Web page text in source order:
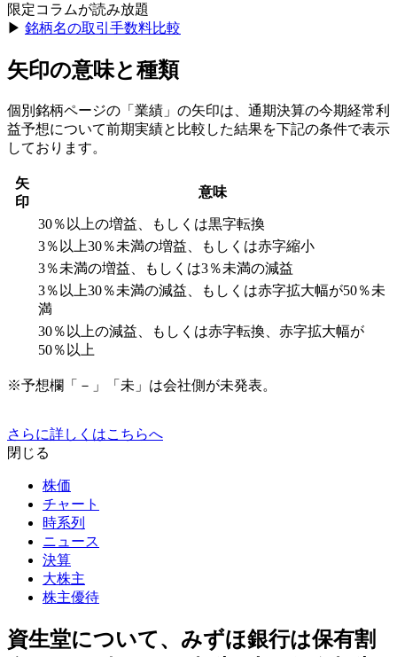
限定コラムが読み放題
▶︎ 銘柄名の取引手数料比較
矢印の意味と種類
個別銘柄ページの「業績」の矢印は、通期決算の今期経常利
益予想について前期実績と比較した結果を下記の条件で表示
しております。
矢
印
意味
30％以上の増益、もしくは黒字転換
3％以上30％未満の増益、もしくは赤字縮小
3％未満の増益、もしくは3％未満の減益
3％以上30％未満の減益、もしくは赤字拡大幅が50％未
満
30％以上の減益、もしくは赤字転換、赤字拡大幅が
50％以上
※予想欄「－」「未」は会社側が未発表。
さらに詳しくはこちらへ
閉じる
株価
チャート
時系列
ニュース
決算
大株主
株主優待
資生堂について、みずほ銀行は保有割